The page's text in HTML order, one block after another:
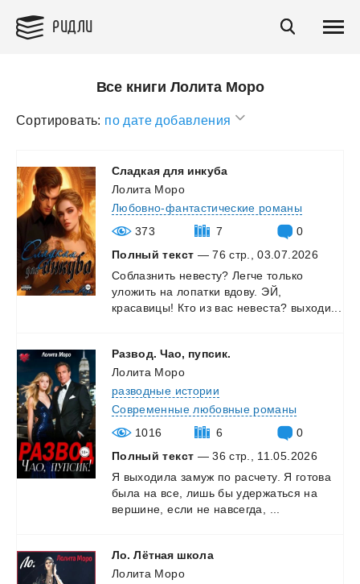
РИДЛИ
Все книги Лолита Моро
Сортировать: по дате добавления
Сладкая для инкуба
Лолита Моро
Любовно-фантастические романы
373
7
0
Полный текст — 76 стр., 03.07.2026
Соблазнить невесту? Легче только
уложить на лопатки вдову. ЭЙ,
красавицы! Кто из вас невеста? выходи...
Развод. Чао, пупсик.
Лолита Моро
разводные истории
Современные любовные романы
1016
6
0
Полный текст — 36 стр., 11.05.2026
Я выходила замуж по расчету. Я готова
была на все, лишь бы удержаться на
вершине, если не навсегда,
Ло. Лётная школа
Лолита Моро